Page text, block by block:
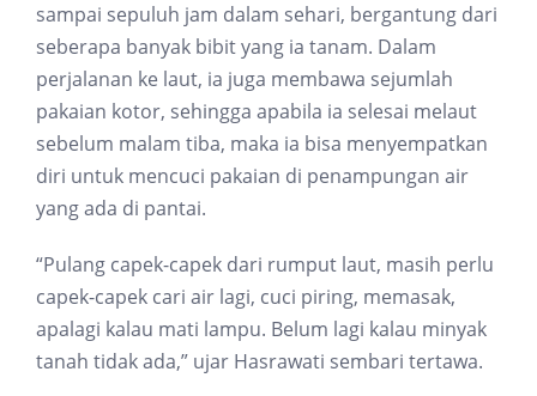
sampai sepuluh jam dalam sehari, bergantung dari
seberapa banyak bibit yang ia tanam. Dalam
perjalanan ke laut, ia juga membawa sejumlah
pakaian kotor, sehingga apabila ia selesai melaut
sebelum malam tiba, maka ia bisa menyempatkan
diri untuk mencuci pakaian di penampungan air
yang ada di pantai.
“Pulang capek-capek dari rumput laut, masih perlu
capek-capek cari air lagi, cuci piring, memasak,
apalagi kalau mati lampu. Belum lagi kalau minyak
tanah tidak ada,” ujar Hasrawati sembari tertawa.